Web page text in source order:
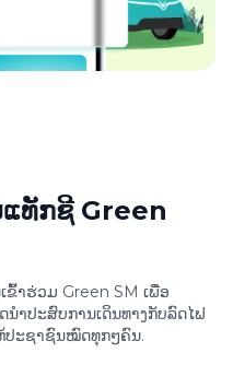
ທັກຊີ Green
າຮ່ວມ Green SM ເພື່ອ
ຳປະສົບການເດິນທາງກັບລົດໄຟ
ປະຊາຊົນໝົດທຸກໆຄົນ.